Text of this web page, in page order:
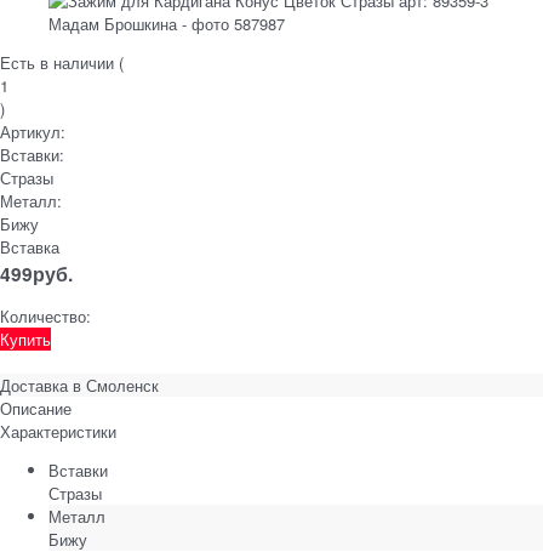
Есть в наличии (
1
)
Артикул:
Вставки:
Стразы
Металл:
Бижу
Вставка
499руб.
Количество:
Купить
Доставка в Смоленск
Описание
Характеристики
Вставки
Стразы
Металл
Бижу